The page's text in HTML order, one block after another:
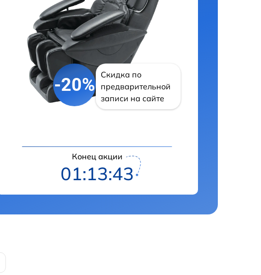
-20%
Скидка по
предварительной
записи на сайте
Конец акции
01:13:41